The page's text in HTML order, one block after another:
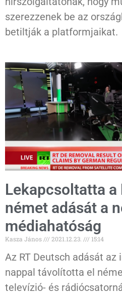
szerezzenek be az
betiltják a platformjaikat.
Lekapcsoltatta a
német adását a
médiahatóság
Kasza János 2021.12.23. 15:14
Az RT Deutsch adását az
nappal távolította el
televízió- és